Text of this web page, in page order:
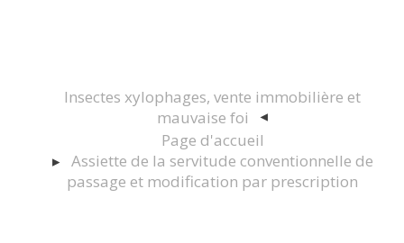
Insectes xylophages, vente immobilière et
mauvaise foi
Page d'accueil
Assiette de la servitude conventionnelle de
passage et modification par prescription